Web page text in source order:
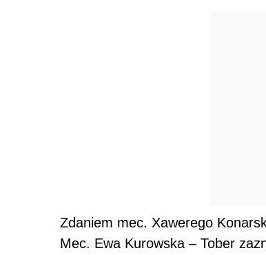
Zdaniem mec. Xawerego
Mec. Ewa Kurowska – Tober